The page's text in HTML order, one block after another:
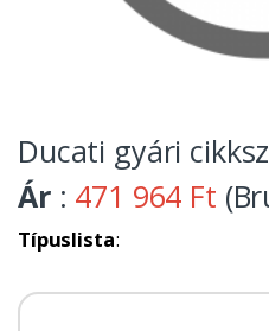
Ducati gyári
Ár : 471 964 Ft
Típuslista: